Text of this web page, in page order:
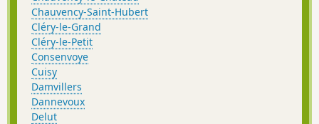
Chauvency-Saint-Hubert
Cléry-le-Grand
Cléry-le-Petit
Consenvoye
Cuisy
Damvillers
Dannevoux
Delut